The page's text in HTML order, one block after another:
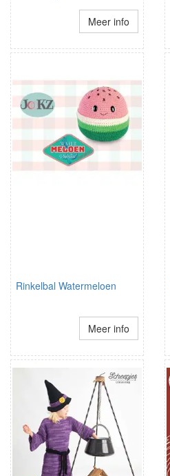
Meer info
Rinkelbal Watermeloen
Meer info